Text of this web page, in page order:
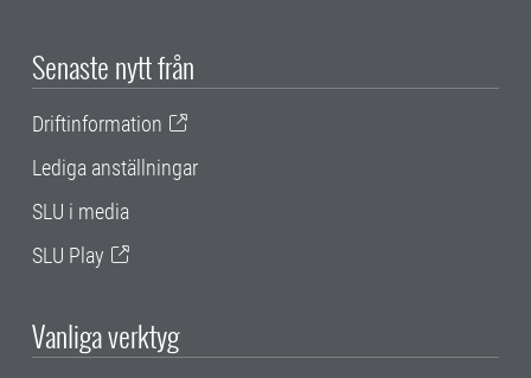
Senaste nytt från
Driftinformation
Lediga anställningar
SLU i media
SLU Play
Vanliga verktyg